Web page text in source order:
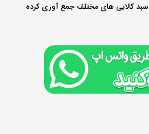
سبد کالایی های مختلف جمع آوری کرده